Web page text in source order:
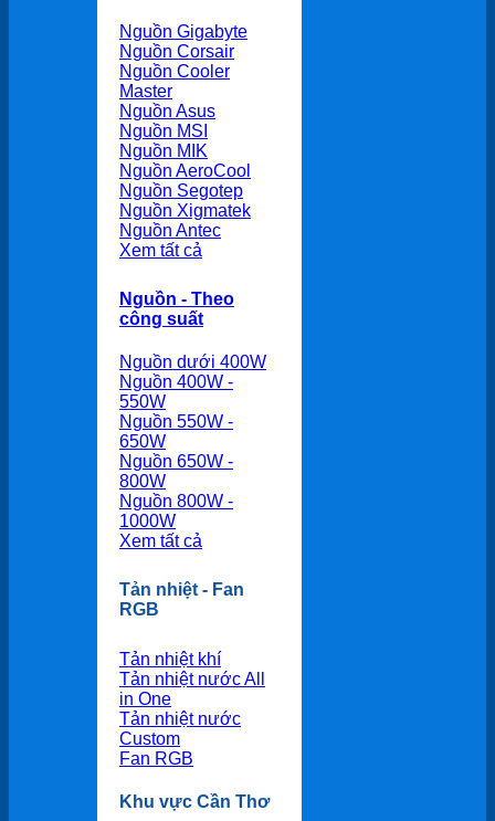
Nguồn Gigabyte
Nguồn Corsair
Nguồn Cooler
Master
Nguồn Asus
Nguồn MSI
Nguồn MIK
Nguồn AeroCool
Nguồn Segotep
Nguồn Xigmatek
Nguồn Antec
Xem tất cả
Nguồn - Theo
công suất
Nguồn dưới 400W
Nguồn 400W -
550W
Nguồn 550W -
650W
Nguồn 650W -
800W
Nguồn 800W -
1000W
Xem tất cả
Tản nhiệt - Fan
RGB
Tản nhiệt khí
Tản nhiệt nước All
in One
Tản nhiệt nước
Custom
Fan RGB
Khu vực Cần Thơ